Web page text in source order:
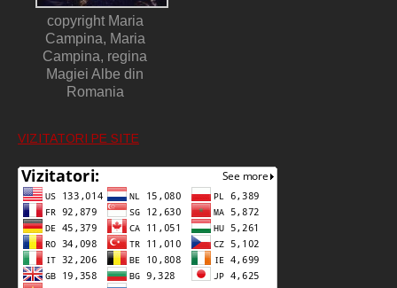
copyright Maria
Campina, Maria
Campina, regina
Magiei Albe din
Romania
VIZITATORI PE SITE